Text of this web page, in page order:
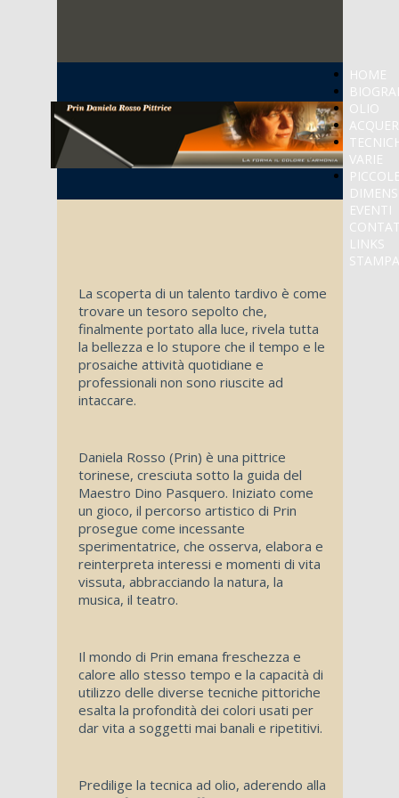
HOME
OLIO
VARIE
EVENTI
LINKS
STAMPA
La scoperta di un talento tardivo è come
trovare un tesoro sepolto che,
finalmente portato alla luce, rivela tutta
la bellezza e lo stupore che il tempo e le
prosaiche attività quotidiane e
professionali non sono riuscite ad
intaccare.
Daniela Rosso (Prin) è una pittrice
torinese, cresciuta sotto la guida del
Maestro Dino Pasquero. Iniziato come
un gioco, il percorso artistico di Prin
prosegue come incessante
sperimentatrice, che osserva, elabora e
reinterpreta interessi e momenti di vita
vissuta, abbracciando la natura, la
musica, il teatro.
Il mondo di Prin emana freschezza e
calore allo stesso tempo e la capacità di
utilizzo delle diverse tecniche pittoriche
esalta la profondità dei colori usati per
dar vita a soggetti mai banali e ripetitivi.
Predilige la tecnica ad olio, aderendo alla